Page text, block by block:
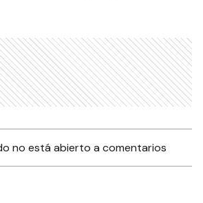
no está abierto a comentarios